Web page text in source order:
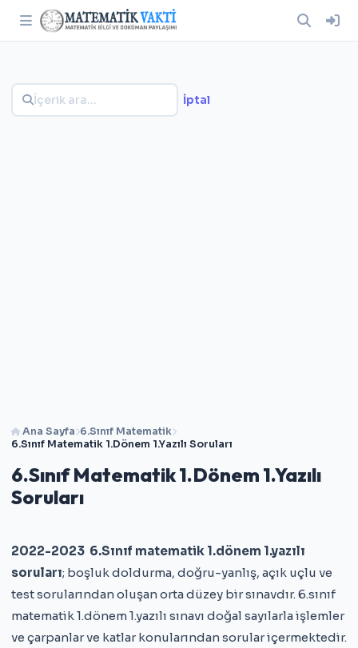
Ana Sayfa 6.Sınıf Matematik
6.Sınıf Matematik 1.Dönem 1.Yazılı Soruları
6.Sınıf Matematik 1.Dönem 1.Yazılı
Soruları
2022-2023 6.Sınıf matematik 1.dönem 1.yazılı
soruları; boşluk doldurma, doğru-yanlış, açık uçlu ve
test sorularından oluşan orta düzey bir sınavdır. 6.sınıf
matematik 1.dönem 1.yazılı sınavı doğal sayılarla işlemler
ve çarpanlar ve katlar konularından sorular içermektedir.
İptal